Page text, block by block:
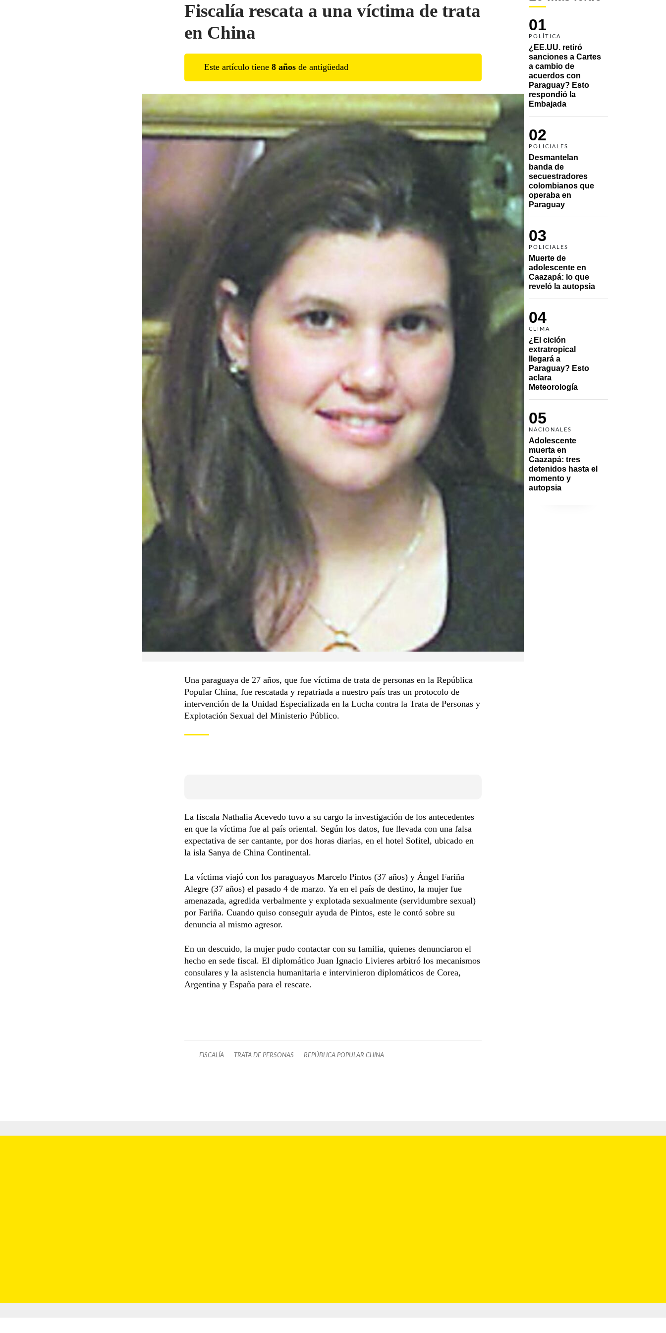
01
POLÍTICA
¿EE.UU. retiró
sanciones a Cartes
a cambio de
acuerdos con
Paraguay? Esto
respondió la
Embajada
02
POLICIALES
Desmantelan
banda de
secuestradores
colombianos que
operaba en
Paraguay
03
POLICIALES
Muerte de
adolescente en
Caazapá: lo que
reveló la autopsia
04
CLIMA
¿El ciclón
extratropical
llegará a
Paraguay? Esto
aclara
Meteorología
05
NACIONALES
Adolescente
muerta en
Caazapá: tres
detenidos hasta el
momento y
autopsia
Fiscalía rescata a una víctima de trata
en China
Este artículo tiene 8 años de antigüedad
Una paraguaya de 27 años, que fue víctima de trata de personas en la República
Popular China, fue rescatada y repatriada a nuestro país tras un protocolo de
intervención de la Unidad Especializada en la Lucha contra la Trata de Personas y
Explotación Sexual del Ministerio Público.
La fiscala Nathalia Acevedo tuvo a su cargo la investigación de los antecedentes
en que la víctima fue al país oriental. Según los datos, fue llevada con una falsa
expectativa de ser cantante, por dos horas diarias, en el hotel Sofitel, ubicado en
la isla Sanya de China Continental.
La víctima viajó con los paraguayos Marcelo Pintos (37 años) y Ángel Fariña
Alegre (37 años) el pasado 4 de marzo. Ya en el país de destino, la mujer fue
amenazada, agredida verbalmente y explotada sexualmente (servidumbre sexual)
por Fariña. Cuando quiso conseguir ayuda de Pintos, este le contó sobre su
denuncia al mismo agresor.
En un descuido, la mujer pudo contactar con su familia, quienes denunciaron el
hecho en sede fiscal. El diplomático Juan Ignacio Livieres arbitró los mecanismos
consulares y la asistencia humanitaria e intervinieron diplomáticos de Corea,
Argentina y España para el rescate.
FISCALÍA TRATA DE PERSONAS REPÚBLICA POPULAR CHINA